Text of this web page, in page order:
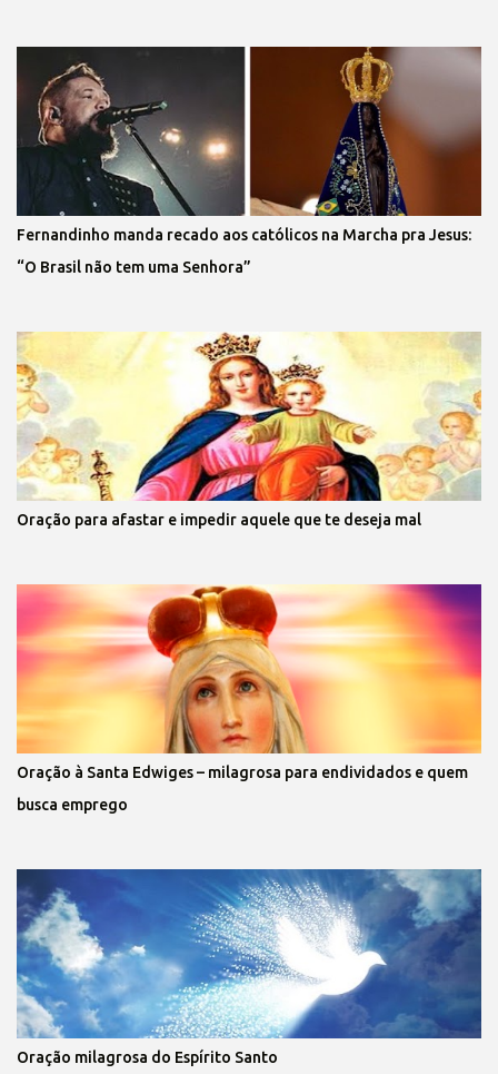
Fernandinho manda recado aos católicos na Marcha pra Jesus:
“O Brasil não tem uma Senhora”
Oração para afastar e impedir aquele que te deseja mal
Oração à Santa Edwiges – milagrosa para endividados e quem
busca emprego
Oração milagrosa do Espírito Santo